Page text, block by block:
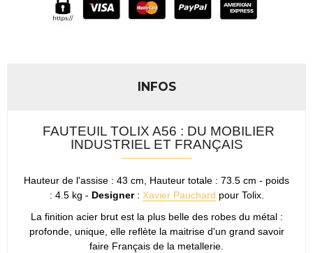
INFOS
FAUTEUIL TOLIX A56 : DU MOBILIER
INDUSTRIEL ET FRANÇAIS
Hauteur de l'assise : 43 cm, Hauteur totale : 73.5 cm - poids
: 4.5 kg - Designer: Xavier Pauchard pour Tolix.
La finition acier brut est la plus belle des robes du métal :
profonde, unique, elle reflète la maitrise d'un grand savoir
faire Français de la metallerie.